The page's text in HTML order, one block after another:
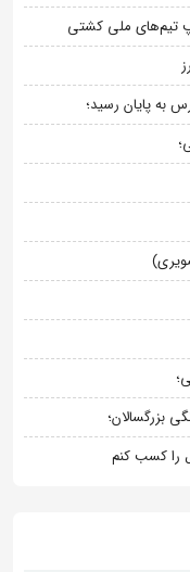
تیم‌های ملی کشتی
به پایان رسید؛
بزرگسالان؛
را کسب کنم